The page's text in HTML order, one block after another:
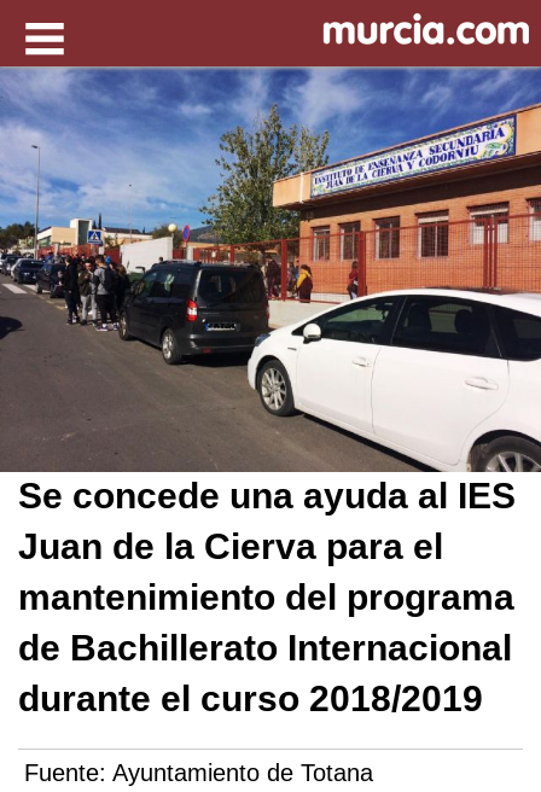
Se concede una ayuda al IES
Juan de la Cierva para el
mantenimiento del programa
de Bachillerato Internacional
durante el curso 2018/2019
Fuente: Ayuntamiento de Totana